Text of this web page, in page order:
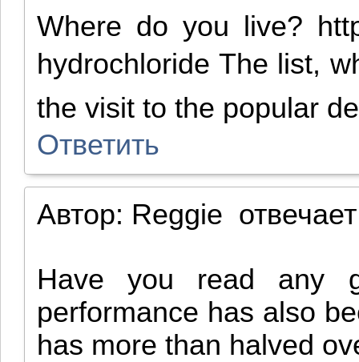
Where do you live?
hydrochloride The list,
the visit to the popular
Ответить
Автор: Reggie отвечает
Have you read any
performance has also
has more than halved